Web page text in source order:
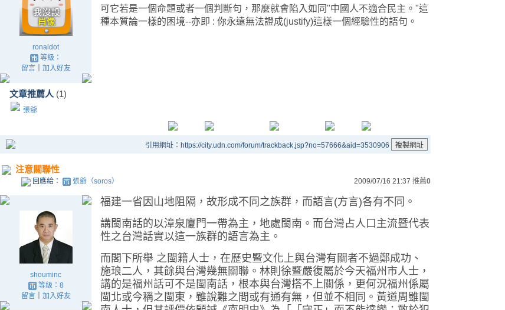
ronaldot
等級：
留言｜ 加入好友
文章推薦人 (1)
張爺
可它若是一個命題或者一個判斷句，那麼就會陷入如同"中國人不適合民主。"這
種本質論一樣的困境--亦即 : 你永遠無法證成(justify)這樣一個經驗性的語句。
引用網址：https://city.udn.com/forum/trackback.jsp?no=57666&aid=3530906
注意關聯性
回應給： 張爺（soros） 2009/07/16 21:37 推薦0
shouminc
等級：8
留言｜ 加入好友
福建一省因山地阻隔，故形成不同之族群，而語言(方言)各有不同。
講閩南話的以漳泉廈門一帶為主，地處閩南。而台灣占人口主流暨代表
性之台灣話實以這一族群的語言為主。
而閣下所舉 之閩籍人士，在歷史暨文化上與台灣有關者不過鄭成功、
施琅二人，其餘與台灣幾無關聯。林則徐暨嚴復屬於今天福州市人士，
講的是福州話可不是閩南話，根本與台灣搭不上關係，更何況福州係屬
閩北或今稱之閩東，雖說難之間或有通有無，但並不相同。黃道周雖閩